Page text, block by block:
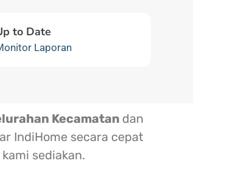
to Date
Laporan
Kecamatan dan
IndiHome secara cepat
sediakan.